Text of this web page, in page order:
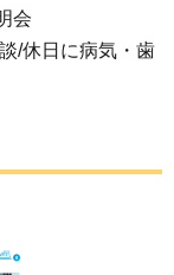
会
/休日に病気・歯